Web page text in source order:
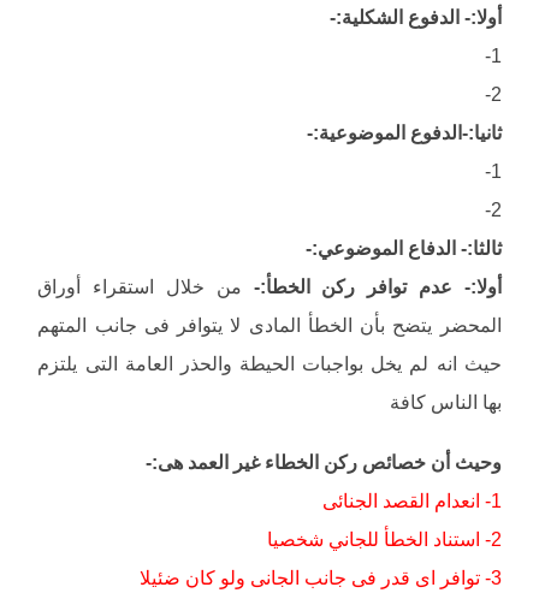
أولا:- الدفوع الشكلية:-
1-
2-
ثانيا:-الدفوع الموضوعية:-
1-
2-
ثالثا:- الدفاع الموضوعي:-
أولا:- عدم توافر ركن الخطأ:- من خلال استقراء أوراق
المحضر يتضح بأن الخطأ المادى لا يتوافر فى جانب المتهم
حيث انه لم يخل بواجبات الحيطة والحذر العامة التى يلتزم
بها الناس كافة
وحيث أن خصائص ركن الخطاء غير العمد هى:-
1- انعدام القصد الجنائى
2- استناد الخطأ للجاني شخصيا
3- توافر اى قدر فى جانب الجانى ولو كان ضئيلا